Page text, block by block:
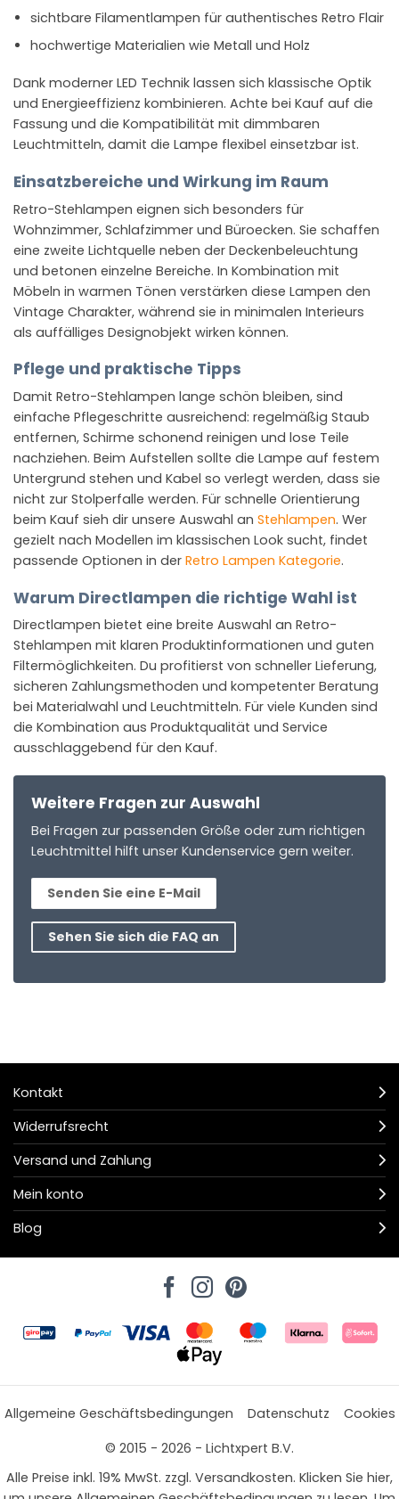
sichtbare Filamentlampen für authentisches Retro Flair
hochwertige Materialien wie Metall und Holz
Dank moderner LED Technik lassen sich klassische Optik
und Energieeffizienz kombinieren. Achte bei Kauf auf die
Fassung und die Kompatibilität mit dimmbaren
Leuchtmitteln, damit die Lampe flexibel einsetzbar ist.
Einsatzbereiche und Wirkung im Raum
Retro-Stehlampen eignen sich besonders für
Wohnzimmer, Schlafzimmer und Büroecken. Sie schaffen
eine zweite Lichtquelle neben der Deckenbeleuchtung
und betonen einzelne Bereiche. In Kombination mit
Möbeln in warmen Tönen verstärken diese Lampen den
Vintage Charakter, während sie in minimalen Interieurs
als auffälliges Designobjekt wirken können.
Pflege und praktische Tipps
Damit Retro-Stehlampen lange schön bleiben, sind
einfache Pflegeschritte ausreichend: regelmäßig Staub
entfernen, Schirme schonend reinigen und lose Teile
nachziehen. Beim Aufstellen sollte die Lampe auf festem
Untergrund stehen und Kabel so verlegt werden, dass sie
nicht zur Stolperfalle werden. Für schnelle Orientierung
beim Kauf sieh dir unsere Auswahl an Stehlampen. Wer
gezielt nach Modellen im klassischen Look sucht, findet
passende Optionen in der Retro Lampen Kategorie.
Warum Directlampen die richtige Wahl ist
Directlampen bietet eine breite Auswahl an Retro-
Stehlampen mit klaren Produktinformationen und guten
Filtermöglichkeiten. Du profitierst von schneller Lieferung,
sicheren Zahlungsmethoden und kompetenter Beratung
bei Materialwahl und Leuchtmitteln. Für viele Kunden sind
die Kombination aus Produktqualität und Service
ausschlaggebend für den Kauf.
Weitere Fragen zur Auswahl
Bei Fragen zur passenden Größe oder zum richtigen
Leuchtmittel hilft unser Kundenservice gern weiter.
Senden Sie eine E-Mail
Sehen Sie sich die FAQ an
Kontakt
Widerrufsrecht
Versand und Zahlung
Mein konto
Blog
Allgemeine Geschäftsbedingungen Datenschutz
Cookies
© 2015 - 2026 - Lichtxpert B.V.
Alle Preise inkl. 19% MwSt. zzgl. Versandkosten. Klicken Sie hier,